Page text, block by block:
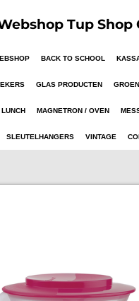
Tup
BACK TO SCHOOL
GLAS PRODUCTEN
LUNCH MAGNETRON / OVEN
SLEUTELHANGERS VINTAGE